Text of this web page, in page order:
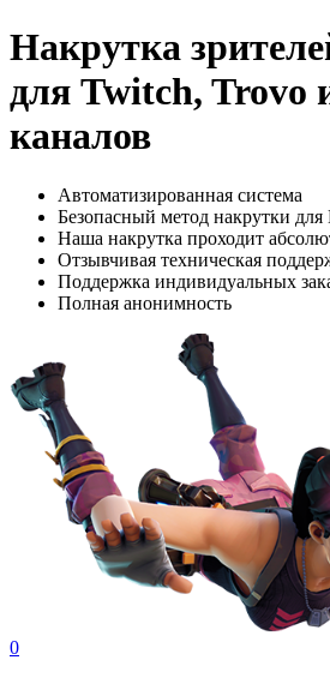
Накрутка
для Twitch, Trovo
каналов
Автоматизированная система
Безопасный метод накрутки для
Наша накрутка проходит
Отзывчивая техническая
Поддержка индивидуальных
Полная анонимность
0